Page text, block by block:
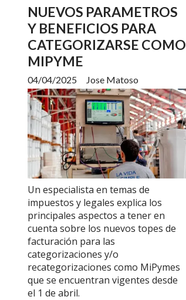
NUEVOS PARAMETROS
Y BENEFICIOS PARA
CATEGORIZARSE COMO
MIPYME
Jose Matoso
04/04/2025
Un especialista en temas de
impuestos y legales explica los
principales aspectos a tener en
cuenta sobre los nuevos topes de
facturación para las
categorizaciones y/o
recategorizaciones como MiPymes
que se encuentran vigentes desde
el 1 de abril.